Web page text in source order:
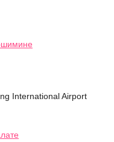
International Airport